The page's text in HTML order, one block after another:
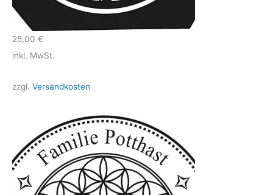
25,00 €
inkl. MwSt.
zzgl. Versandkosten